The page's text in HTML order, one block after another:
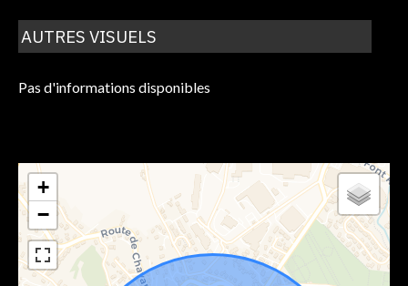
AUTRES VISUELS
Pas d'informations disponibles
+
−